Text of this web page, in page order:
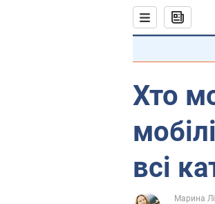
Хто
всі
Марина